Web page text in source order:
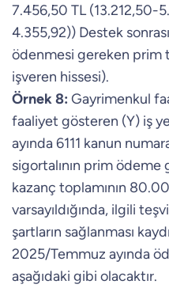
7.456,50 TL (13.212,50-
4.355,92)) Destek
ödenmesi gereken prim
işveren hissesi).
Örnek 8: Gayrimenkul
faaliyet gösteren (Y) iş
ayında 6111 kanun
sigortalının prim ödeme
kazanç toplamının
varsayıldığında, ilgili
şartların sağlanması
2025/Temmuz ayında
aşağıdaki gibi olacaktır.